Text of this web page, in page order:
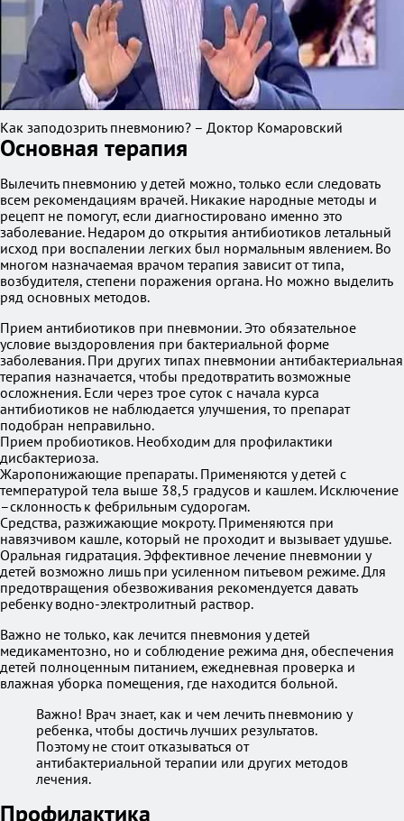
Как заподозрить пневмонию? – Доктор Комаровский
Основная терапия
Вылечить пневмонию у детей можно, только если следовать
всем рекомендациям врачей. Никакие народные методы и
рецепт не помогут, если диагностировано именно это
заболевание. Недаром до открытия антибиотиков летальный
исход при воспалении легких был нормальным явлением. Во
многом назначаемая врачом терапия зависит от типа,
возбудителя, степени поражения органа. Но можно выделить
ряд основных методов.
Прием антибиотиков при пневмонии. Это обязательное
условие выздоровления при бактериальной форме
заболевания. При других типах пневмонии антибактериальная
терапия назначается, чтобы предотвратить возможные
осложнения. Если через трое суток с начала курса
антибиотиков не наблюдается улучшения, то препарат
подобран неправильно.
Прием пробиотиков. Необходим для профилактики
дисбактериоза.
Жаропонижающие препараты. Применяются у детей с
температурой тела выше 38,5 градусов и кашлем. Исключение
–склонность к фебрильным судорогам.
Средства, разжижающие мокроту. Применяются при
навязчивом кашле, который не проходит и вызывает удушье.
Оральная гидратация. Эффективное лечение пневмонии у
детей возможно лишь при усиленном питьевом режиме. Для
предотвращения обезвоживания рекомендуется давать
ребенку водно-электролитный раствор.
Важно не только, как лечится пневмония у детей
медикаментозно, но и соблюдение режима дня, обеспечения
детей полноценным питанием, ежедневная проверка и
влажная уборка помещения, где находится больной.
Важно! Врач знает, как и чем лечить пневмонию у
ребенка, чтобы достичь лучших результатов.
Поэтому не стоит отказываться от
антибактериальной терапии или других методов
лечения.
Профилактика